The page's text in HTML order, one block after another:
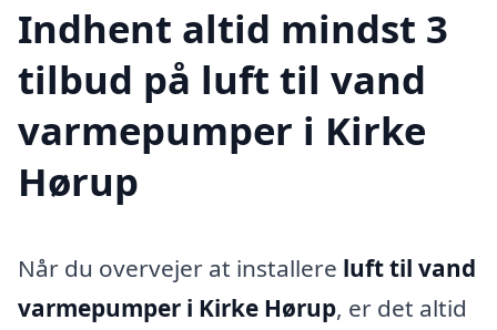
Indhent altid mindst 3
tilbud på luft til vand
varmepumper i Kirke
Hørup
Når du overvejer at installere luft til vand
varmepumper i Kirke Hørup, er det altid